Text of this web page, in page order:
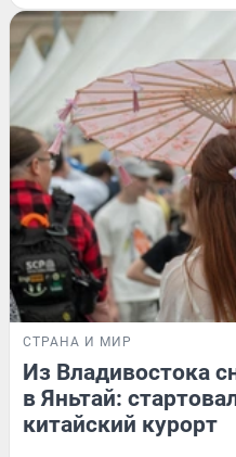
СТРАНА И МИР
Из Владивостока
в Яньтай:
китайский курорт